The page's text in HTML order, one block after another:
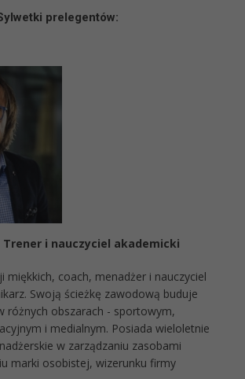
i prelegentów:
Trener i nauczyciel akademicki
miękkich, coach, menadżer i nauczyciel
Swoją ścieżkę zawodową buduje
różnych obszarach - sportowym,
i medialnym. Posiada wieloletnie
w zarządzaniu zasobami
marki osobistej, wizerunku firmy